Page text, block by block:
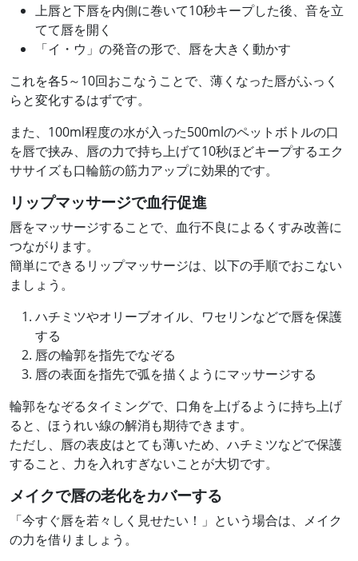
上唇と下唇を内側に巻いて10秒キープした後、音を立
てて唇を開く
「イ・ウ」の発音の形で、唇を大きく動かす
これを各5～10回おこなうことで、薄くなった唇がふっく
らと変化するはずです。
また、100ml程度の水が入った500mlのペットボトルの口
を唇で挟み、唇の力で持ち上げて10秒ほどキープするエク
ササイズも口輪筋の筋力アップに効果的です。
リップマッサージで血行促進
唇をマッサージすることで、血行不良によるくすみ改善に
つながります。
簡単にできるリップマッサージは、以下の手順でおこない
ましょう。
ハチミツやオリーブオイル、ワセリンなどで唇を保護
する
唇の輪郭を指先でなぞる
唇の表面を指先で弧を描くようにマッサージする
輪郭をなぞるタイミングで、口角を上げるように持ち上げ
ると、ほうれい線の解消も期待できます。
ただし、唇の表皮はとても薄いため、ハチミツなどで保護
すること、力を入れすぎないことが大切です。
メイクで唇の老化をカバーする
「今すぐ唇を若々しく見せたい！」という場合は、メイク
の力を借りましょう。